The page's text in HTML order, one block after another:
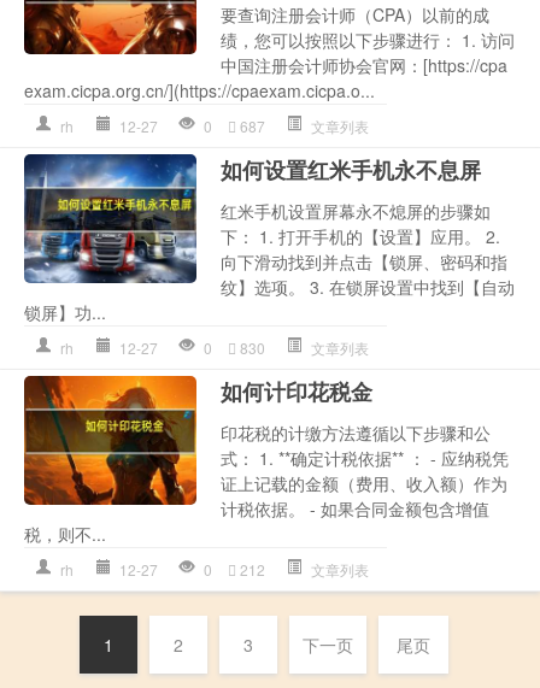
要查询注册会计师（CPA）以前的成
绩，您可以按照以下步骤进行： 1. 访问
中国注册会计师协会官网：[https://cpa
exam.cicpa.org.cn/](https://cpaexam.cicpa.o...
rh 12-27 0 687 文章列表
如何设置红米手机永不息屏
红米手机设置屏幕永不熄屏的步骤如
下： 1. 打开手机的【设置】应用。 2.
向下滑动找到并点击【锁屏、密码和指
纹】选项。 3. 在锁屏设置中找到【自动
锁屏】功...
rh 12-27 0 830 文章列表
如何计印花税金
印花税的计缴方法遵循以下步骤和公
式： 1. **确定计税依据** ： - 应纳税凭
证上记载的金额（费用、收入额）作为
计税依据。 - 如果合同金额包含增值
税，则不...
rh 12-27 0 212 文章列表
1 2 3 下一页 尾页